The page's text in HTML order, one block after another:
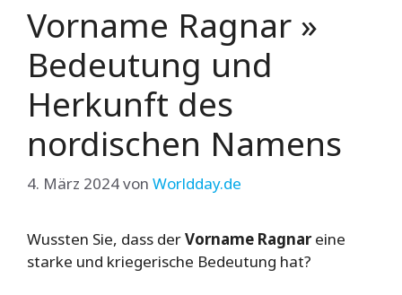
Vorname Ragnar »
Bedeutung und
Herkunft des
nordischen Namens
4. März 2024von Worldday.de
Wussten Sie, dass derVorname Ragnareine
starke und kriegerische Bedeutung hat?